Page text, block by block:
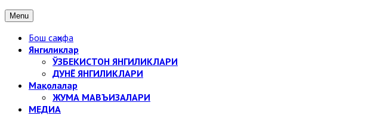
Menu
Бош саҳифа
Янгиликлар
ЎЗБЕКИСТОН ЯНГИЛИКЛАРИ
ДУНЁ ЯНГИЛИКЛАРИ
Мақолалар
ЖУМА МАВЪИЗАЛАРИ
МЕДИА